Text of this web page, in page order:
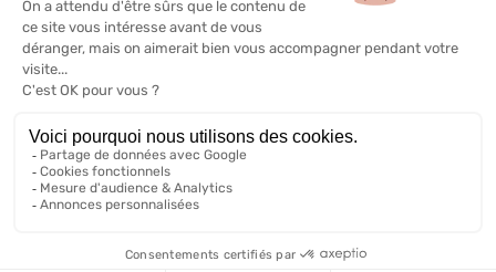
A propos de 100% volets roulant
Conditions générales de vente
2026 ©, Tous droits réservés